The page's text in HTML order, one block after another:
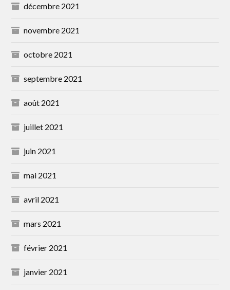
décembre 2021
novembre 2021
octobre 2021
septembre 2021
août 2021
juillet 2021
juin 2021
mai 2021
avril 2021
mars 2021
février 2021
janvier 2021